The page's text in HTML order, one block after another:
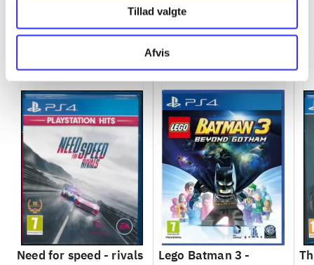
Tillad valgte
Afvis
Minder om
Need for speed - rivals
Lego Batman 3 -